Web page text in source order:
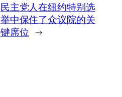
民主党人在纽约特别选
举中保住了众议院的关
键席位 →